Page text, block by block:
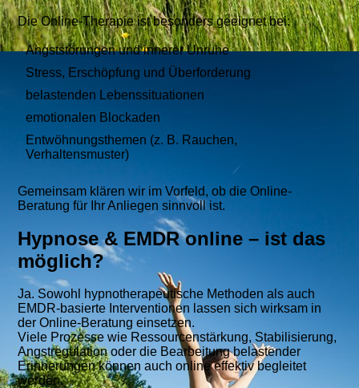
Die Online-Therapie ist besonders geeignet bei:
Angststörungen und innerer Unruhe
Stress, Erschöpfung und Überforderung
belastenden Lebenssituationen
emotionalen Blockaden
Entwöhnungsthemen (z. B. Rauchen,
Verhaltensmuster)
Gemeinsam klären wir im Vorfeld, ob die Online-
Beratung für Ihr Anliegen sinnvoll ist.
Hypnose & EMDR online – ist das
möglich?
Ja. Sowohl hypnotherapeutische Methoden als auch
EMDR-basierte Interventionen lassen sich wirksam in
der Online-Beratung einsetzen.
Viele Prozesse wie Ressourcenstärkung, Stabilisierung,
Angstregulation oder die Bearbeitung belastender
Erinnerungen können auch online effektiv begleitet
werden.